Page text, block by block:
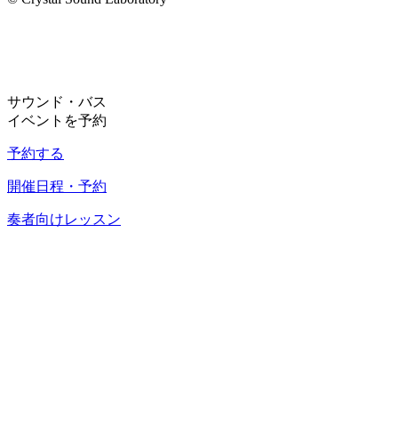
サウンド・バス
イベントを予約
予約する
開催日程・予約
奏者向けレッスン